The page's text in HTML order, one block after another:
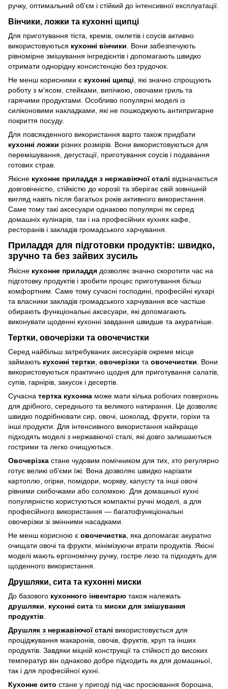
ручку, оптимальний об'єм і стійкий до інтенсивної експлуатації.
Вінчики, ложки та кухонні щипці
Для приготування тіста, кремів, омлетів і соусів активно
використовуються кухонні вінчики . Вони забезпечують
рівномірне змішування інгредієнтів і допомагають швидко
отримати однорідну консистенцію без грудочок.
Не менш корисними є кухонні щипці , які значно спрощують
роботу з м'ясом, стейками, випічкою, овочами гриль та
гарячими продуктами. Особливо популярні моделі із
силіконовими накладками, які не пошкоджують антипригарне
покриття посуду.
Для повсякденного використання варто також придбати
кухонні ложки різних розмірів. Вони використовуються для
перемішування, дегустації, приготування соусів і подавання
готових страв.
Якісне кухонне приладдя з нержавіючої сталі відзначається
довговічністю, стійкістю до корозії та зберігає свій зовнішній
вигляд навіть після багатьох років активного використання.
Саме тому такі аксесуари однаково популярні як серед
домашніх кулінарів, так і на професійних кухнях кафе,
ресторанів і закладів громадського харчування.
Приладдя для підготовки продуктів: швидко,
зручно та без зайвих зусиль
Якісне кухонне приладдя дозволяє значно скоротити час на
підготовку продуктів і зробити процес приготування більш
комфортним. Саме тому сучасні господині, професійні кухарі
та власники закладів громадського харчування все частіше
обирають функціональні аксесуари, які допомагають
виконувати щоденні кухонні завдання швидше та акуратніше.
Тертки, овочерізки та овочечистки
Серед найбільш затребуваних аксесуарів окреме місце
займають кухонні тертки овочерізки та овочечистки . Вони
використовуються практично щодня для приготування салатів,
супів, гарнірів, закусок і десертів.
Сучасна тертка кухонна може мати кілька робочих поверхонь
для дрібного, середнього та великого натирання. Це дозволяє
швидко подрібнювати сир, овочі, шоколад, фрукти, горіхи та
інші продукти. Для інтенсивного використання найкраще
підходять моделі з нержавіючої сталі, які довго залишаються
гострими та легко очищуються.
Овочерізка стане чудовим помічником для тих, хто регулярно
готує великі об'єми їжі. Вона дозволяє швидко нарізати
картоплю, огірки, помідори, моркву, капусту та інші овочі
рівними скибочками або соломкою. Для домашньої кухні
популярністю користуються компактні ручні моделі, а для
професійного використання — багатофункціональні
овочерізки зі змінними насадками.
Не менш корисною є овочечистка , яка допомагає акуратно
очищати овочі та фрукти, мінімізуючи втрати продуктів. Якісні
моделі мають ергономічну ручку, гостре лезо та підходять для
щоденного використання.
Друшляки, сита та кухонні миски
До базового кухонного інвентарю також належать
друшляки
кухонні сита та миски для змішування
продуктів
Друшляк з нержавіючої сталі використовується для
проціджування макаронів, овочів, фруктів, круп та інших
продуктів. Завдяки міцній конструкції та стійкості до високих
температур він однаково добре підходить як для домашньої,
так і для професійної кухні.
Кухонне сито стане у пригоді під час просіювання борошна,